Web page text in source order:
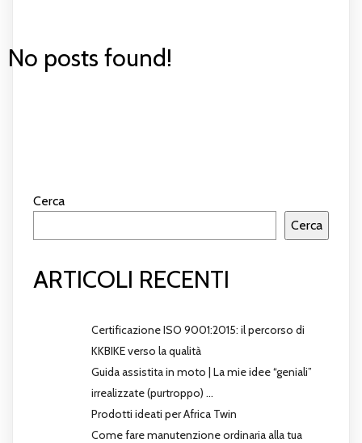
No posts found!
Cerca
Cerca
ARTICOLI RECENTI
Certificazione ISO 9001:2015: il percorso di
KKBIKE verso la qualità
Guida assistita in moto | La mie idee “geniali”
irrealizzate (purtroppo) …
Prodotti ideati per Africa Twin
Come fare manutenzione ordinaria alla tua